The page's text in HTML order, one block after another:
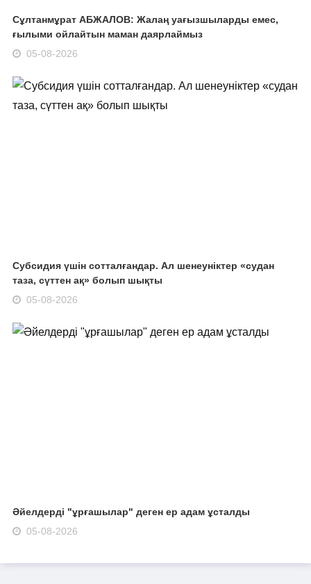
Сұлтанмұрат АБЖАЛОВ: Жалаң уағызшыларды емес,
ғылыми ойлайтын маман даярлаймыз
05-08-2026
Субсидия үшін сотталғандар. Ал шенеуніктер «судан
таза, сүттен ақ» болып шықты
05-08-2026
Әйелдерді "ұрғашылар" деген ер адам ұсталды
05-08-2026